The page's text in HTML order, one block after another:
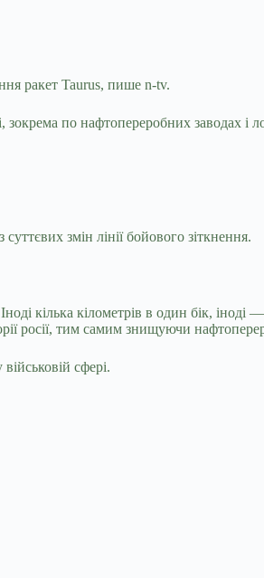
ракет Taurus, пише n-tv.
зокрема по нафтопереробних заводах і
змін лінії бойового зіткнення.
кілька кілометрів в один бік,
росії, тим самим знищуючи
сфері.